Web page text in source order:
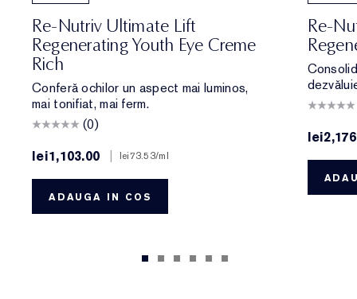
Re-Nutriv Ultimate Lift
Regenerating Youth Eye Creme
Rich
Conferă ochilor un aspect mai luminos,
mai tonifiat, mai ferm.
(0)
lei1,103.00
| lei73.53/ml
ADAUGA IN COS
Re-